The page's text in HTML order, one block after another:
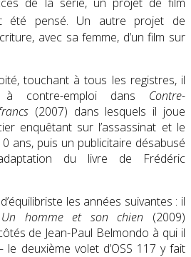
été pensé. Un autre projet de
avec sa femme, d’un film sur
touchant à tous les registres, il
contre-emploi dans Contre-
(2007) dans lesquels il joue
enquêtant sur l’assassinat et le
ans, puis un publicitaire désabusé
du livre de Frédéric
les années suivantes : il
Un homme et son chien (2009)
de Jean-Paul Belmondo à qui il
deuxième volet d’OSS 117 y fait